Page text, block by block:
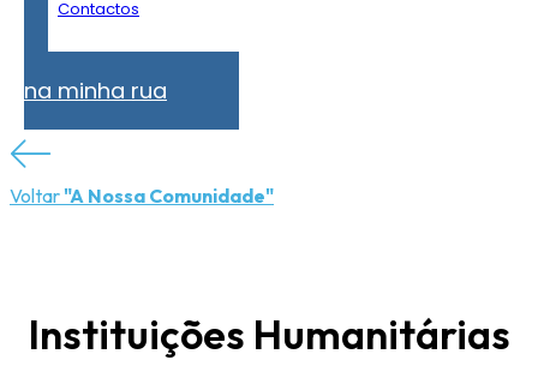
Contactos
na minha rua
Voltar "A Nossa Comunidade"
Instituições Humanitárias